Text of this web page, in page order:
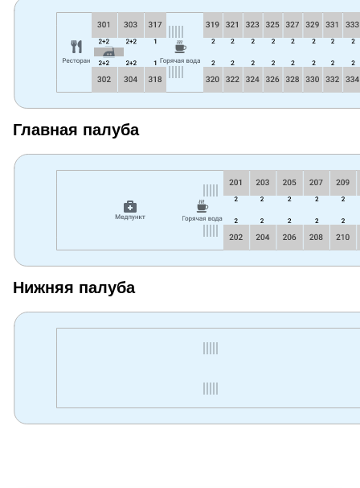
Главная палуба
Нижняя палуба